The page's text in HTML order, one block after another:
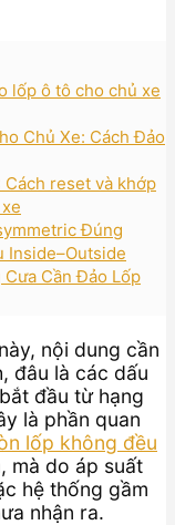
lốp ô tô cho chủ xe
Chủ Xe: Cách Đảo
reset và khớp
Đúng
Inside–Outside
Cần Đảo Lốp
nội dung cần
đâu là các dấu
đầu từ hạng
là phần quan
lốp không đều
mà do áp suất
hệ thống gầm
nhận ra.